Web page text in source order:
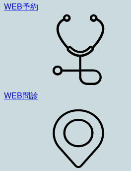
WEB予約
WEB問診